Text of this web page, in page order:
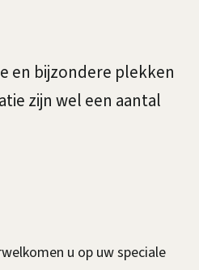
en bijzondere plekken
zijn wel een aantal
u op uw speciale